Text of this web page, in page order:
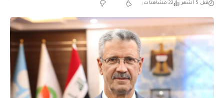
قبل 5 أشهر 22 مشاهدات